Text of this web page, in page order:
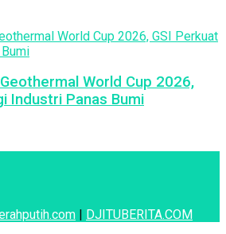
World Cup 2026,
Industri Panas Bumi
DJITUBERITA.COM